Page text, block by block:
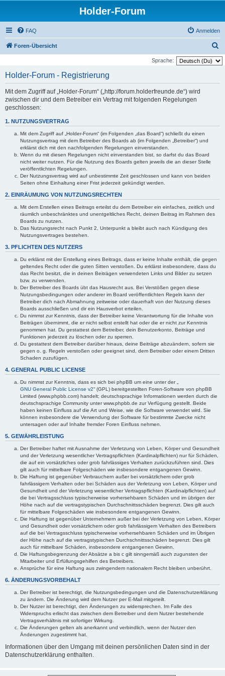
Holder-Forum
FAQ Anmelden
Foren-Übersicht
u
Sprache:
Holder-Forum - Registrierung
Mit dem Zugriff auf „Holder-Forum“ („http://forum.holderfreunde.de“) wird
zwischen dir und dem Betreiber ein Vertrag mit folgenden Regelungen
geschlossen:
1. NUTZUNGSVERTRAG
Mit dem Zugriff auf „Holder-Forum“ (im Folgenden „das Board“) schließt du einen
Nutzungsvertrag mit dem Betreiber des Boards ab (im Folgenden „Betreiber“) und
erklärst dich mit den nachfolgenden Regelungen einverstanden.
Wenn du mit diesen Regelungen nicht einverstanden bist, so darfst du das Board
nicht weiter nutzen. Für die Nutzung des Boards gelten jeweils die an dieser Stelle
veröffentlichten Regelungen.
Der Nutzungsvertrag wird auf unbestimmte Zeit geschlossen und kann von beiden
Seiten ohne Einhaltung einer Frist jederzeit gekündigt werden.
2. EINRÄUMUNG VON NUTZUNGSRECHTEN
Mit dem Erstellen eines Beitrags erteilst du dem Betreiber ein einfaches, zeitlich und
räumlich unbeschränktes und unentgeltliches Recht, deinen Beitrag im Rahmen des
Boards zu nutzen.
Das Nutzungsrecht nach Punkt 2, Unterpunkt a bleibt auch nach Kündigung des
Nutzungsvertrages bestehen.
3. PFLICHTEN DES NUTZERS
Du erklärst mit der Erstellung eines Beitrags, dass er keine Inhalte enthält, die gegen
geltendes Recht oder die guten Sitten verstoßen. Du erklärst insbesondere, dass du
das Recht besitzt, die in deinen Beiträgen verwendeten Links und Bilder zu setzen
bzw. zu verwenden.
Der Betreiber des Boards übt das Hausrecht aus. Bei Verstößen gegen diese
Nutzungsbedingungen oder anderer im Board veröffentlichten Regeln kann der
Betreiber dich nach Abmahnung zeitweise oder dauerhaft von der Nutzung dieses
Boards ausschließen und dir ein Hausverbot erteilen.
Du nimmst zur Kenntnis, dass der Betreiber keine Verantwortung für die Inhalte von
Beiträgen übernimmt, die er nicht selbst erstellt hat oder die er nicht zur Kenntnis
genommen hat. Du gestattest dem Betreiber, dein Benutzerkonto, Beiträge und
Funktionen jederzeit zu löschen oder zu sperren.
Du gestattest dem Betreiber darüber hinaus, deine Beiträge abzuändern, sofern sie
gegen o. g. Regeln verstoßen oder geeignet sind, dem Betreiber oder einem Dritten
Schaden zuzufügen.
4. GENERAL PUBLIC LICENSE
Du nimmst zur Kenntnis, dass es sich bei phpBB um eine unter der „
GNU General Public License v2“ (GPL) bereitgestellten Foren-Software von phpBB
Limited (www.phpbb.com) handelt; deutschsprachige Informationen werden durch die
deutschsprachige Community unter www.phpbb.de zur Verfügung gestellt. Beide
haben keinen Einfluss auf die Art und Weise, wie die Software verwendet wird. Sie
können insbesondere die Verwendung der Software für bestimmte Zwecke nicht
untersagen oder auf Inhalte fremder Foren Einfluss nehmen.
5. GEWÄHRLEISTUNG
Der Betreiber haftet mit Ausnahme der Verletzung von Leben, Körper und Gesundheit
und der Verletzung wesentlicher Vertragspflichten (Kardinalpflichten) nur für Schäden,
die auf ein vorsätzliches oder grob fahrlässiges Verhalten zurückzuführen sind. Dies
gilt auch für mittelbare Folgeschäden wie insbesondere entgangenen Gewinn.
Die Haftung ist gegenüber Verbrauchern außer bei vorsätzlichem oder grob
fahrlässigem Verhalten oder bei Schäden aus der Verletzung von Leben, Körper und
Gesundheit und der Verletzung wesentlicher Vertragspflichten (Kardinalpflichten) auf
die bei Vertragsschluss typischerweise vorhersehbaren Schäden und im übrigen der
Höhe nach auf die vertragstypischen Durchschnittsschäden begrenzt. Dies gilt auch
für mittelbare Folgeschäden wie insbesondere entgangenen Gewinn.
Die Haftung ist gegenüber Unternehmern außer bei der Verletzung von Leben, Körper
und Gesundheit oder vorsätzlichem oder grob fahrlässigem Verhalten des Betreibers
auf die bei Vertragsschluss typischerweise vorhersehbaren Schäden und im Übrigen
der Höhe nach auf die vertragstypischen Durchschnittsschäden begrenzt. Dies gilt
auch für mittelbare Schäden, insbesondere entgangenen Gewinn.
Die Haftungsbegrenzung der Absätze a bis c gilt sinngemäß auch zugunsten der
Mitarbeiter und Erfüllungsgehilfen des Betreibers.
Ansprüche für eine Haftung aus zwingendem nationalem Recht bleiben unberührt.
6. ÄNDERUNGSVORBEHALT
Der Betreiber ist berechtigt, die Nutzungsbedingungen und die Datenschutzerklärung
zu ändern. Die Änderung wird dem Nutzer per E-Mail mitgeteilt.
Der Nutzer ist berechtigt, den Änderungen zu widersprechen. Im Falle des
Widerspruchs erlischt das zwischen dem Betreiber und dem Nutzer bestehende
Vertragsverhältnis mit sofortiger Wirkung.
Die Änderungen gelten als anerkannt und verbindlich, wenn der Nutzer den
Änderungen zugestimmt hat.
Informationen über den Umgang mit deinen persönlichen Daten sind in der
Datenschutzerklärung enthalten.